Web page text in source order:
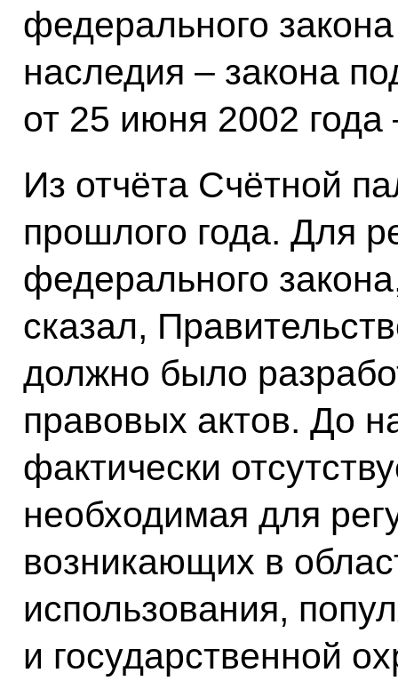
федерального
наследия – закона
от 25 июня 2002 года
Из отчёта Счётной
прошлого года. Для
федерального
сказал,
должно было
правовых актов. До
фактически
необходимая для
возникающих в
использования,
и государственной